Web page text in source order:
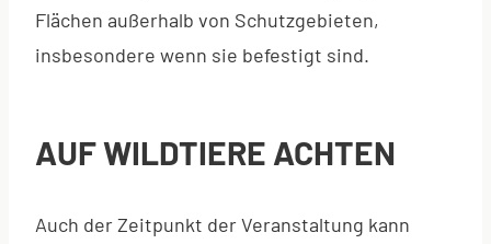
Flächen außerhalb von Schutzgebieten,
insbesondere wenn sie befestigt sind.
AUF WILDTIERE ACHTEN
Auch der Zeitpunkt der Veranstaltung kann